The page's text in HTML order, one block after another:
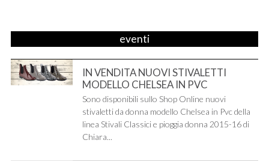
eventi
IN VENDITA NUOVI STIVALETTI
MODELLO CHELSEA IN PVC
Sono disponibili sullo Shop Online nuovi
stivaletti da donna modello Chelsea in Pvc della
linea Stivali Classici e pioggia donna 2015-16 di
Chiara...